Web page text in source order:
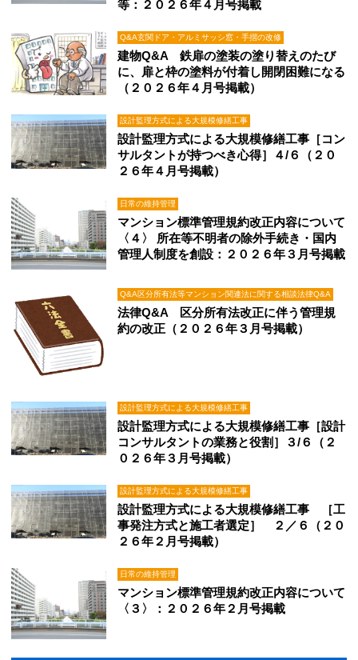
等：２０２６年４月号掲載
Q&A玄関ドア・アルミサッシ窓・手摺の改修
建物Q&A 鉄扉の塗装の塗り替えのたび
に、扉と枠の塗料が付着し開閉困難になる
（２０２６年４月号掲載）
設計監理方式による大規模修繕工事
設計監理方式による大規模修繕工事［コン
サルタントが持つべき心得］４/６（２０
２６年４月号掲載）
日常の維持管理
マンション標準管理規約改正内容について
〈４〉 所在等不明者の除外手続き・国内
管理人制度を創設：２０２６年３月号掲載
Q&A区分所有法等マンション関連法に関する相談法律Q&A
法律Q&A 区分所有法改正に伴う管理規
約の改正（２０２６年３月号掲載）
設計監理方式による大規模修繕工事
設計監理方式による大規模修繕工事［設計
コンサルタントの業務と役割］３/６（２
０２６年３月号掲載）
設計監理方式による大規模修繕工事
設計監理方式による大規模修繕工事 ［工
事発注方式と施工者選定］ ２／６（２０
２６年２月号掲載）
日常の維持管理
マンション標準管理規約改正内容について
〈３〉：２０２６年２月号掲載